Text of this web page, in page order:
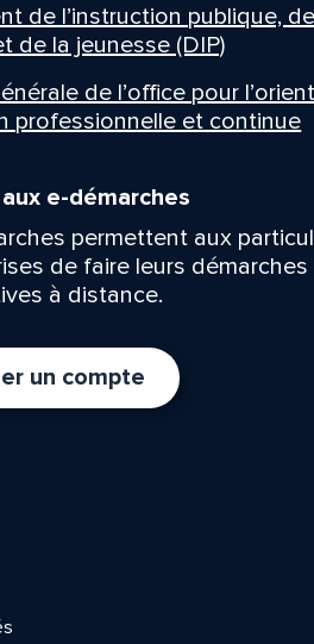
de l’instruction publique,
de la jeunesse (DIP)
de l’office pour
professionnelle et continue
e-démarches
permettent aux
de faire leurs démarches
à distance.
un compte